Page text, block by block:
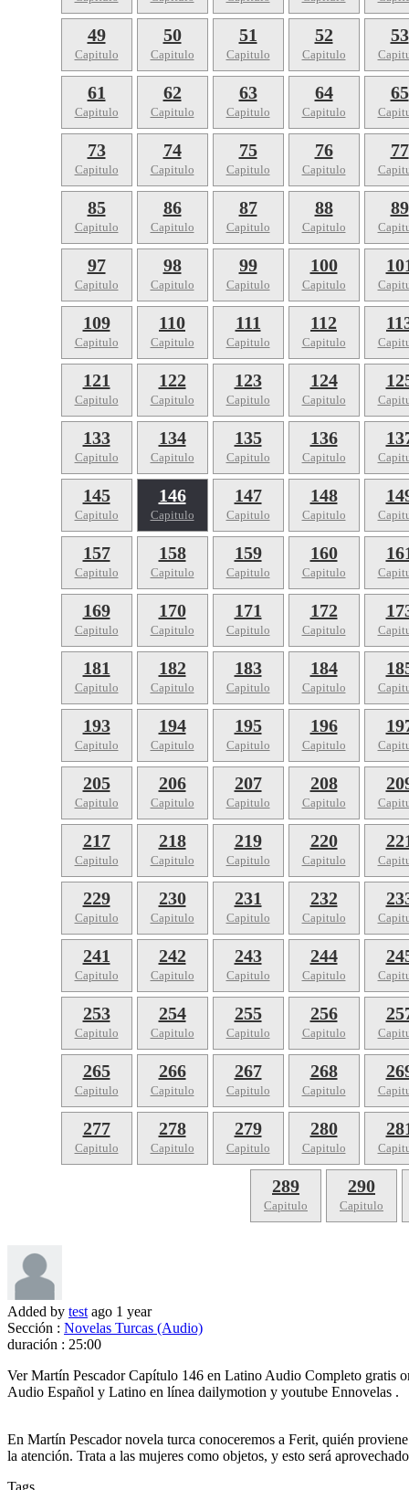
49
Capitulo
50
Capitulo
51
Capitulo
52
Capitulo
53
61
Capitulo
62
Capitulo
63
Capitulo
64
Capitulo
65
73
Capitulo
74
Capitulo
75
Capitulo
76
Capitulo
77
85
Capitulo
86
Capitulo
87
Capitulo
88
Capitulo
89
97
Capitulo
98
Capitulo
99
Capitulo
100
Capitulo
109
Capitulo
110
Capitulo
111
Capitulo
112
Capitulo
121
Capitulo
122
Capitulo
123
Capitulo
124
Capitulo
133
Capitulo
134
Capitulo
135
Capitulo
136
Capitulo
145
Capitulo
146
Capitulo
147
Capitulo
148
Capitulo
157
Capitulo
158
Capitulo
159
Capitulo
160
Capitulo
169
Capitulo
170
Capitulo
171
Capitulo
172
Capitulo
181
Capitulo
182
Capitulo
183
Capitulo
184
Capitulo
193
Capitulo
194
Capitulo
195
Capitulo
196
Capitulo
205
Capitulo
206
Capitulo
207
Capitulo
208
Capitulo
217
Capitulo
218
Capitulo
219
Capitulo
220
Capitulo
229
Capitulo
230
Capitulo
231
Capitulo
232
Capitulo
241
Capitulo
242
Capitulo
243
Capitulo
244
Capitulo
253
Capitulo
254
Capitulo
255
Capitulo
256
Capitulo
265
Capitulo
266
Capitulo
267
Capitulo
268
Capitulo
277
Capitulo
278
Capitulo
279
Capitulo
280
Capitulo
289
Capitulo
290
Capitulo
Added by test ago 1 year
Sección : Novelas Turcas (Audio)
duración : 25:00
Ver Martín Pescador Capítulo 146 en Latino Audio Completo
Audio Español y Latino en línea dailymotion y youtube Ennovelas .
En Martín Pescador novela turca conoceremos a Ferit, quién
la atención. Trata a las mujeres como objetos, y esto será
Tags